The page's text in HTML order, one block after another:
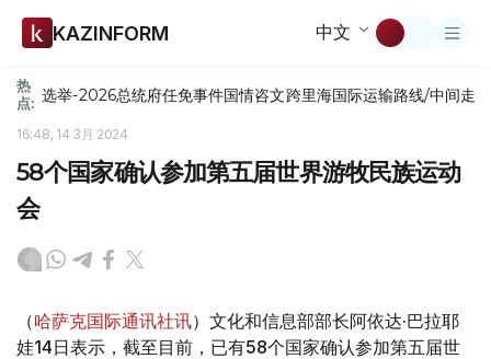
KAZINFORM 中文
热
点: 选举-2026总统府任免事件国情咨文跨里海国际运输路线/中间走廊
16:48, 14 3月 2024
58个国家确认参加第五届世界游牧民族运动
会
（哈萨克国际通讯社讯）文化和信息部部长阿依达·巴拉耶
娃14日表示，截至目前，已有58个国家确认参加第五届世